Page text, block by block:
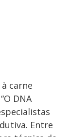
carne
DNA
Entre